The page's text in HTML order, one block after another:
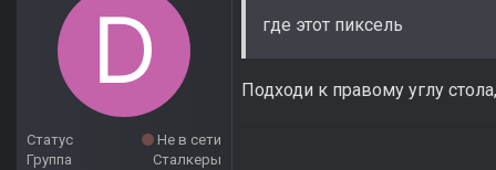
Статус
Не в сети
Группа
Сталкеры
где этот пиксель
Подходи к правому углу